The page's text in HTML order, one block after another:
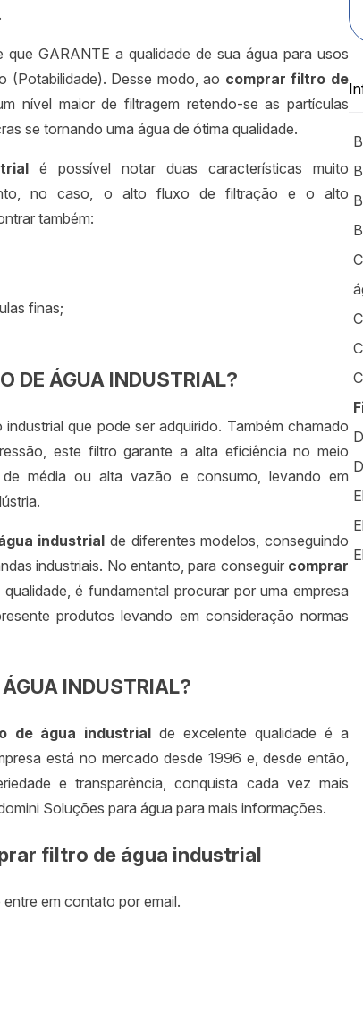
GARANTE a qualidade de sua água para usos
(Potabilidade). Desse modo, ao comprar filtro de
nível maior de filtragem retendo-se as partículas
se tornando uma água de ótima qualidade.
é possível notar duas características muito
no caso, o alto fluxo de filtração e o alto
também:
finas;
DE ÁGUA INDUSTRIAL?
que pode ser adquirido. Também chamado
este filtro garante a alta eficiência no meio
média ou alta vazão e consumo, levando em
industrial de diferentes modelos, conseguindo
industriais. No entanto, para conseguir comprar
é fundamental procurar por uma empresa
produtos levando em consideração normas
INDUSTRIAL?
de água industrial de excelente qualidade é a
está no mercado desde 1996 e, desde então,
e transparência, conquista cada vez mais
Soluções para água para mais informações.
filtro de água industrial
entre em contato por email.